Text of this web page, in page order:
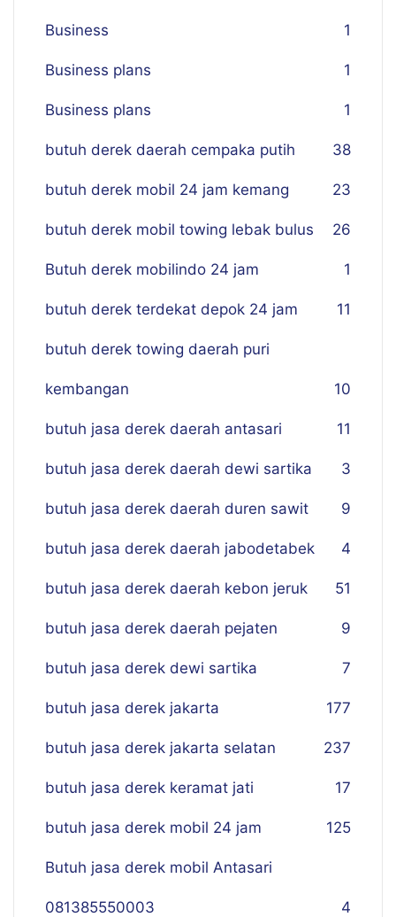
Business 1
Business plans 1
Business plans 1
butuh derek daerah cempaka putih 38
butuh derek mobil 24 jam kemang 23
butuh derek mobil towing lebak bulus 26
Butuh derek mobilindo 24 jam 1
butuh derek terdekat depok 24 jam 11
butuh derek towing daerah puri
kembangan 10
butuh jasa derek daerah antasari 11
butuh jasa derek daerah dewi sartika 3
butuh jasa derek daerah duren sawit 9
butuh jasa derek daerah jabodetabek 4
butuh jasa derek daerah kebon jeruk 51
butuh jasa derek daerah pejaten 9
butuh jasa derek dewi sartika 7
butuh jasa derek jakarta 177
butuh jasa derek jakarta selatan 237
butuh jasa derek keramat jati 17
butuh jasa derek mobil 24 jam 125
Butuh jasa derek mobil Antasari
081385550003 4